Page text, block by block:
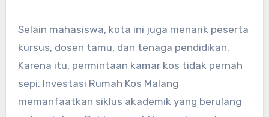
Selain mahasiswa, kota ini juga menarik peserta
kursus, dosen tamu, dan tenaga pendidikan.
Karena itu, permintaan kamar kos tidak pernah
sepi. Investasi Rumah Kos Malang
memanfaatkan siklus akademik yang berulang